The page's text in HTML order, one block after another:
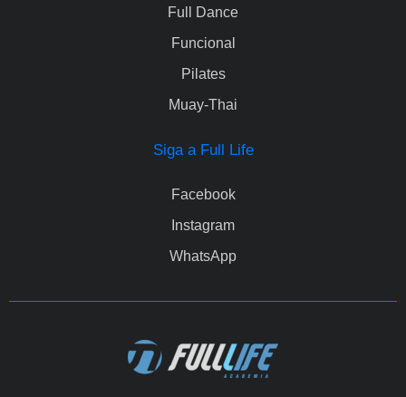
Full Dance
Funcional
Pilates
Muay-Thai
Siga a Full Life
Facebook
Instagram
WhatsApp